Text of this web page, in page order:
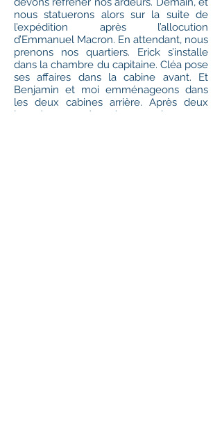
nous statuerons alors sur la suite de
l’expédition après l’allocution
d’Emmanuel Macron. En attendant, nous
prenons nos quartiers. Erick s’installe
dans la chambre du capitaine. Cléa pose
ses affaires dans la cabine avant. Et
Benjamin et moi emménageons dans
les deux cabines arrière. Après deux
journées passées à caracoler, nous